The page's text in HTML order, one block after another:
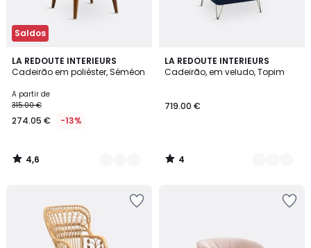
Saldos
LA REDOUTE INTERIEURS
Cadeirão em poliéster, Séméon
A partir de
315.00 €
274.05 € -13%
4,6
/ 5
5
Cores
4,6
/
LA REDOUTE INTERIEURS
Cadeirão, em veludo, Topim
719.00 €
4
/
6
Cores
4
/